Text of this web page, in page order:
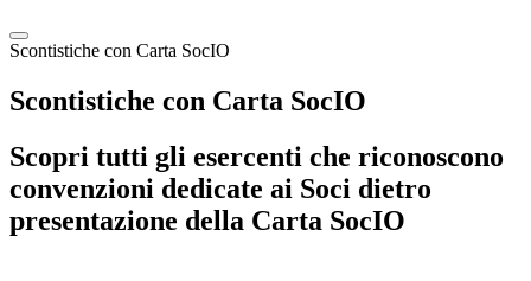
Scontistiche con Carta SocIO
Scontistiche con Carta SocIO
Scopri tutti gli esercenti che riconoscono
convenzioni dedicate ai Soci dietro
presentazione della Carta SocIO